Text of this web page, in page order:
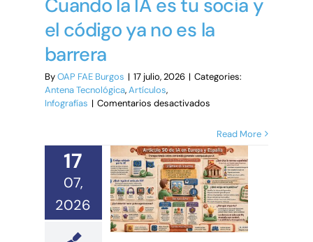
Cuando la IA es tu socia y
el código ya no es la
barrera
ByOAP FAE Burgos | 17 julio, 2026 | Categories:
Antena Tecnológica,Artículos,
Infografías | Comentarios desactivadosen
en
Cuando
la
IA
es
tu
socia
y
Read More
17
07,
2026